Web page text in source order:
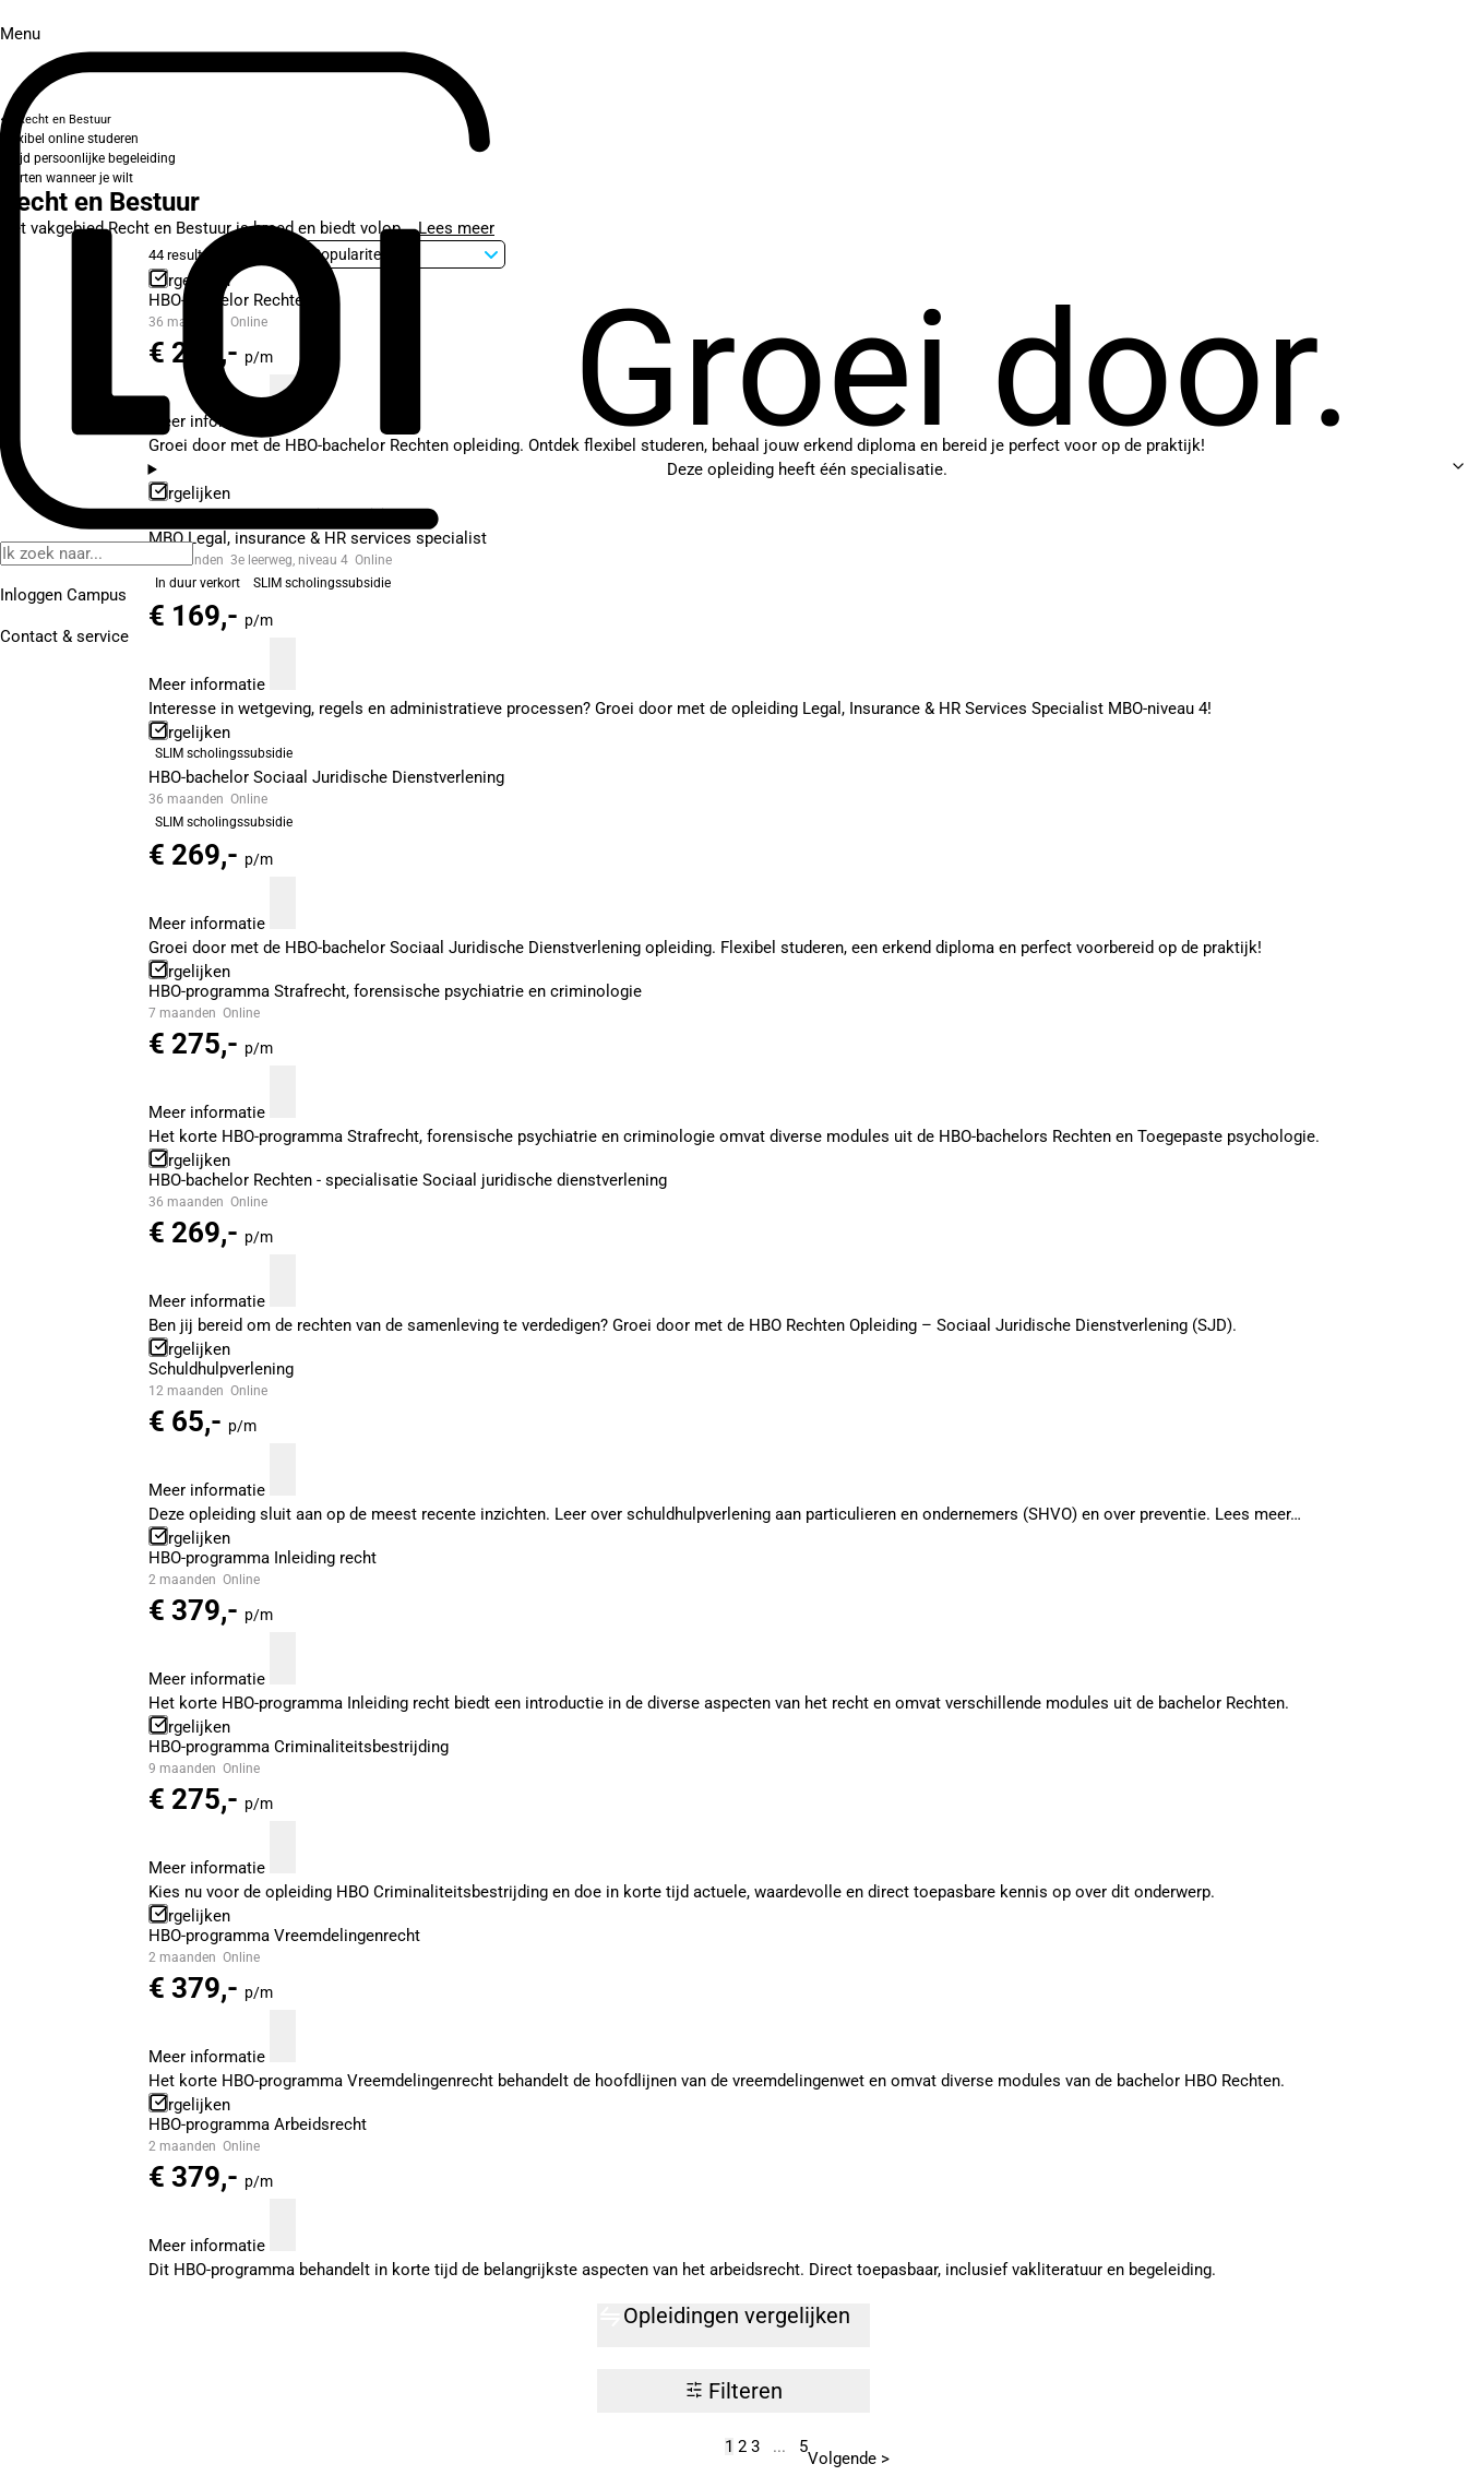
Menu
Groei door.
Inloggen Campus
Contact & service
Recht en Bestuur
Flexibel online studeren
Altijd persoonlijke begeleiding
Starten wanneer je wilt
Recht en Bestuur
Het vakgebied Recht en Bestuur is breed en biedt volop...Lees meer
44 resultaten
Vergelijken
HBO-bachelor Rechten
36 maanden Online
€ 269,- p/m
Meer informatie
Groei door met de HBO-bachelor Rechten opleiding. Ontdek flexibel studeren, behaal jouw erkend diploma en bereid je perfect voor op de praktijk!
Deze opleiding heeft één specialisatie.
Vergelijken
MBO Legal, insurance & HR services specialist
18 maanden 3e leerweg, niveau 4 Online
In duur verkort
SLIM scholingssubsidie
€ 169,- p/m
Meer informatie
Interesse in wetgeving, regels en administratieve processen? Groei door met de opleiding Legal, Insurance & HR Services Specialist MBO-niveau 4!
Vergelijken
SLIM scholingssubsidie
HBO-bachelor Sociaal Juridische Dienstverlening
36 maanden Online
SLIM scholingssubsidie
€ 269,- p/m
Meer informatie
Groei door met de HBO-bachelor Sociaal Juridische Dienstverlening opleiding. Flexibel studeren, een erkend diploma en perfect voorbereid op de praktijk!
Vergelijken
HBO-programma Strafrecht, forensische psychiatrie en criminologie
7 maanden Online
€ 275,- p/m
Meer informatie
Het korte HBO-programma Strafrecht, forensische psychiatrie en criminologie omvat diverse modules uit de HBO-bachelors Rechten en Toegepaste psychologie.
Vergelijken
HBO-bachelor Rechten - specialisatie Sociaal juridische dienstverlening
36 maanden Online
€ 269,- p/m
Meer informatie
Ben jij bereid om de rechten van de samenleving te verdedigen? Groei door met de HBO Rechten Opleiding – Sociaal Juridische Dienstverlening (SJD).
Vergelijken
Schuldhulpverlening
12 maanden Online
€ 65,- p/m
Meer informatie
Deze opleiding sluit aan op de meest recente inzichten. Leer over schuldhulpverlening aan particulieren en ondernemers (SHVO) en over preventie. Lees meer…
Vergelijken
HBO-programma Inleiding recht
2 maanden Online
€ 379,- p/m
Meer informatie
Het korte HBO-programma Inleiding recht biedt een introductie in de diverse aspecten van het recht en omvat verschillende modules uit de bachelor Rechten.
Vergelijken
HBO-programma Criminaliteitsbestrijding
9 maanden Online
€ 275,- p/m
Meer informatie
Kies nu voor de opleiding HBO Criminaliteitsbestrijding en doe in korte tijd actuele, waardevolle en direct toepasbare kennis op over dit onderwerp.
Vergelijken
HBO-programma Vreemdelingenrecht
2 maanden Online
€ 379,- p/m
Meer informatie
Het korte HBO-programma Vreemdelingenrecht behandelt de hoofdlijnen van de vreemdelingenwet en omvat diverse modules van de bachelor HBO Rechten.
Vergelijken
HBO-programma Arbeidsrecht
2 maanden Online
€ 379,- p/m
Meer informatie
Dit HBO-programma behandelt in korte tijd de belangrijkste aspecten van het arbeidsrecht. Direct toepasbaar, inclusief vakliteratuur en begeleiding.
Opleidingen vergelijken
Filteren
1 2 3 ... 5
Volgende >